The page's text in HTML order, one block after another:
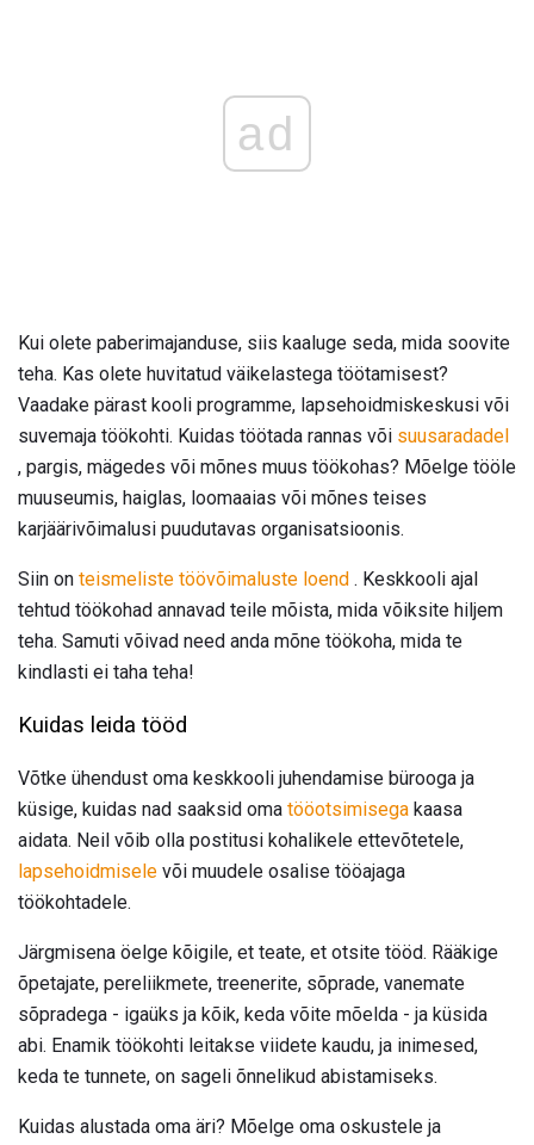
ad
Kui olete paberimajanduse, siis kaaluge seda, mida soovite
teha. Kas olete huvitatud väikelastega töötamisest?
Vaadake pärast kooli programme, lapsehoidmiskeskusi või
suvemaja töökohti. Kuidas töötada rannas või suusaradadel
, pargis, mägedes või mõnes muus töökohas? Mõelge tööle
muuseumis, haiglas, loomaaias või mõnes teises
karjäärivõimalusi puudutavas organisatsioonis.
Siin on teismeliste töövõimaluste loend . Keskkooli ajal
tehtud töökohad annavad teile mõista, mida võiksite hiljem
teha. Samuti võivad need anda mõne töökoha, mida te
kindlasti ei taha teha!
Kuidas leida tööd
Võtke ühendust oma keskkooli juhendamise bürooga ja
küsige, kuidas nad saaksid oma tööotsimisega kaasa
aidata. Neil võib olla postitusi kohalikele ettevõtetele,
lapsehoidmisele või muudele osalise tööajaga
töökohtadele.
Järgmisena öelge kõigile, et teate, et otsite tööd. Rääkige
õpetajate, pereliikmete, treenerite, sõprade, vanemate
sõpradega - igaüks ja kõik, keda võite mõelda - ja küsida
abi. Enamik töökohti leitakse viidete kaudu, ja inimesed,
keda te tunnete, on sageli õnnelikud abistamiseks.
Kuidas alustada oma äri? Mõelge oma oskustele ja